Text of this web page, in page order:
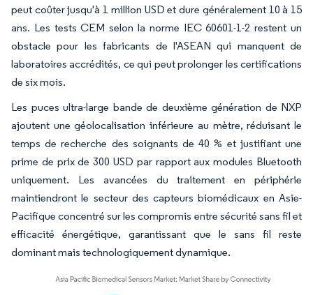
peut coûter jusqu'à 1 million USD et dure généralement 10 à 15
ans. Les tests CEM selon la norme IEC 60601-1-2 restent un
obstacle pour les fabricants de l'ASEAN qui manquent de
laboratoires accrédités, ce qui peut prolonger les certifications
de six mois.
Les puces ultra-large bande de deuxième génération de NXP
ajoutent une géolocalisation inférieure au mètre, réduisant le
temps de recherche des soignants de 40 % et justifiant une
prime de prix de 300 USD par rapport aux modules Bluetooth
uniquement. Les avancées du traitement en périphérie
maintiendront le secteur des capteurs biomédicaux en Asie-
Pacifique concentré sur les compromis entre sécurité sans fil et
efficacité énergétique, garantissant que le sans fil reste
dominant mais technologiquement dynamique.